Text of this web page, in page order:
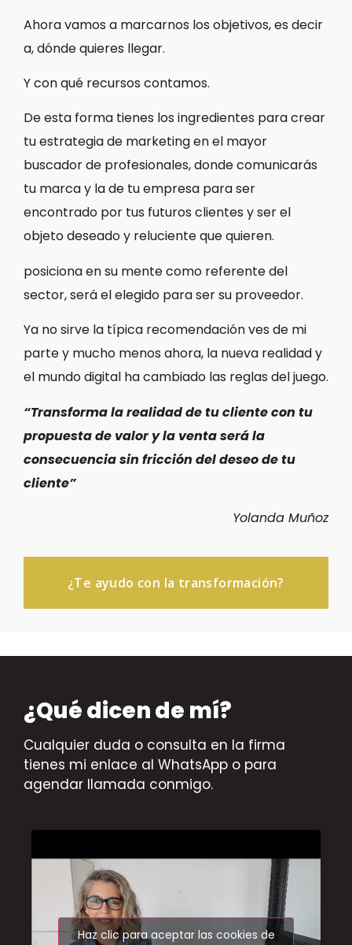
Ahora vamos a marcarnos los objetivos, es decir
a, dónde quieres llegar.
Y con qué recursos contamos.
De esta forma tienes los ingredientes para crear
tu estrategia de marketing en el mayor
buscador de profesionales, donde comunicarás
tu marca y la de tu empresa para ser
encontrado por tus futuros clientes y ser el
objeto deseado y reluciente que quieren.
posiciona en su mente como referente del
sector, será el elegido para ser su proveedor.
Ya no sirve la típica recomendación ves de mi
parte y mucho menos ahora, la nueva realidad y
el mundo digital ha cambiado las reglas del juego.
“Transforma la realidad de tu cliente con tu
propuesta de valor y la venta será la
consecuencia sin fricción del deseo de tu
cliente”
Yolanda Muñoz
¿Te ayudo con la transformación?
¿Qué dicen de mí?
Cualquier duda o consulta en la firma
tienes mi enlace al WhatsApp o para
agendar llamada conmigo.
Haz clic para aceptar las cookies de